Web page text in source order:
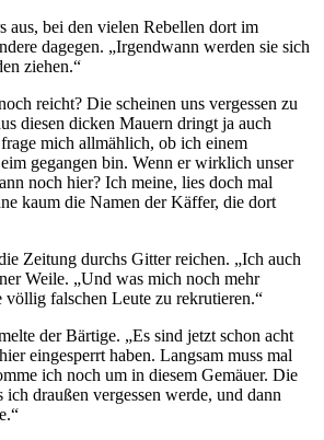
aus, bei den vielen Rebellen dort im
dagegen. „Irgendwann werden sie sich
ziehen.“
reicht? Die scheinen uns vergessen zu
diesen dicken Mauern dringt ja auch
mich allmählich, ob ich einem
gegangen bin. Wenn er wirklich unser
noch hier? Ich meine, lies doch mal
kaum die Namen der Käffer, die dort
Zeitung durchs Gitter reichen. „Ich auch
Weile. „Und was mich noch mehr
falschen Leute zu rekrutieren.“
der Bärtige. „Es sind jetzt schon acht
eingesperrt haben. Langsam muss mal
ich noch um in diesem Gemäuer. Die
ich draußen vergessen werde, und dann